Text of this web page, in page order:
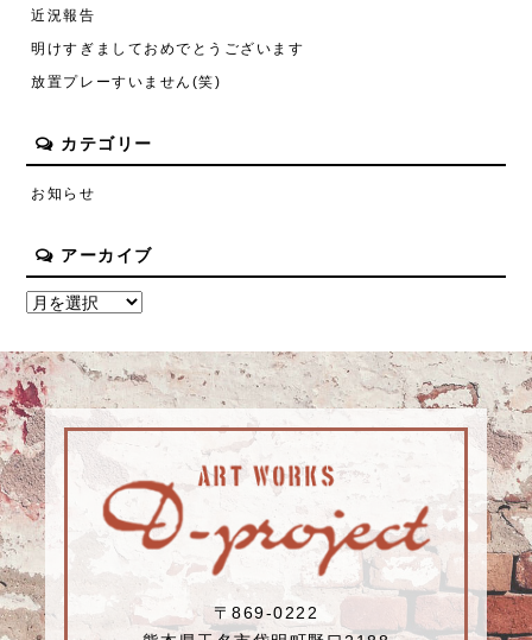
近況報告
明けすぎましておめでとうございます
放置プレーすいません(笑)
カテゴリー
お知らせ
アーカイブ
〒869-0222